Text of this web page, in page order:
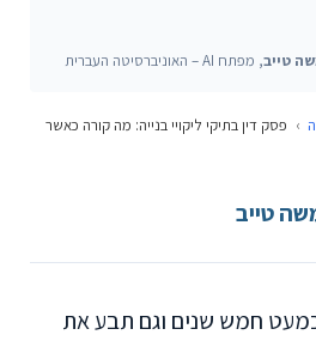
טייב, מפתח AI – האוניברסיטה העברית
› פסק דין בתיקי ליקויי בנייה: מה קורה כאשר
טייב
חמש שנים וגם תבע את